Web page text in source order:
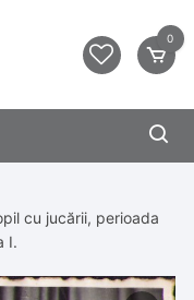
0
cu jucării, perioada
I.